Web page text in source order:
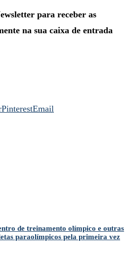
para receber as
na sua caixa de entrada
PinterestEmail
de treinamento olímpico e outras
paraolímpicos pela primeira vez